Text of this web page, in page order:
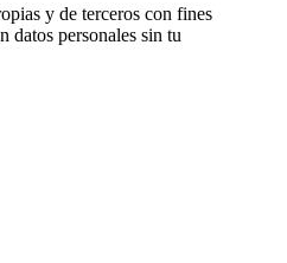
y de terceros con fines
datos personales sin tu